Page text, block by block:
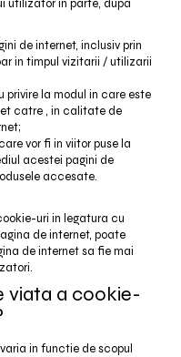
utilizator in parte, dupa
de internet, inclusiv prin
in timpul vizitarii / utilizarii
la modul in care este
catre , in calitate de
vor fi in viitor puse la
acestei pagini de
accesate.
uri in legatura cu
de internet, poate
de internet sa fie mai
viata a cookie-
in functie de scopul